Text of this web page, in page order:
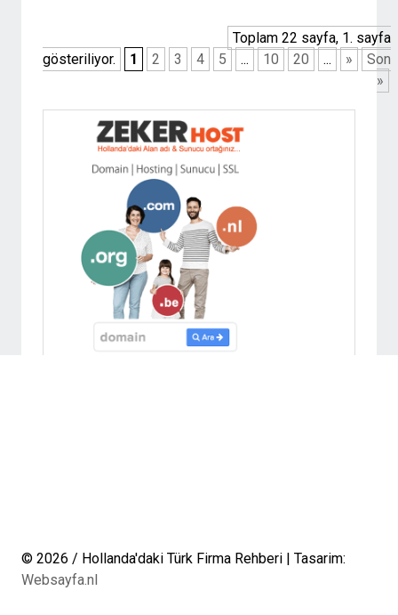
Toplam 22 sayfa, 1. sayfa
gösteriliyor.
1 2 3 4 5 ... 10 20 ... »
Son
»
© 2026 / Hollanda'daki Türk Firma Rehberi | Tasarim:
Websayfa.nl